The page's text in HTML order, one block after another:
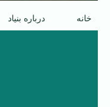
خانه درباره بنیاد